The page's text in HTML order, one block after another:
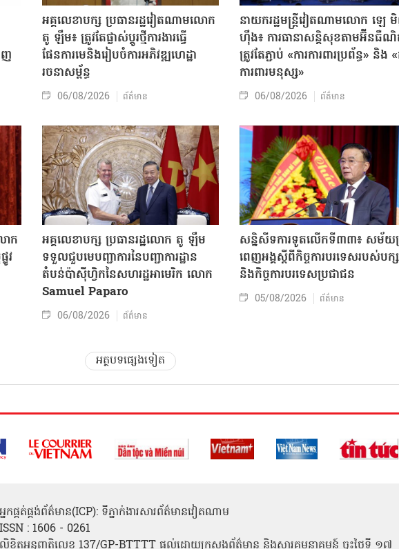
ញ
អគ្គលេខាបក្ស ប្រធានរដ្ឋវៀតណាមលោក
តូ ឡឹម៖ ត្រូវតែផ្លាស់ប្ដូរថ្មីការងារធ្វើ
ផែនការមេនិងរៀបចំការអភិវឌ្ឍហេដ្ឋា
រចនាសម្ព័ន្ធ
06/08/2026 ព័ត៌មាន
នាយករដ្ឋមន្ត្រីវៀតណាមលោក ឡេ
ហ៊ឹង៖ ការធានាសន្តិសុខតាមអ៊ីនធឺ
ត្រូវតែភ្ជាប់ «ការការពារប្រព័ន្ធ» និង
ការពារមនុស្ស»
06/08/2026 ព័ត៌មាន
ោក
វ
អគ្គលេខាបក្ស ប្រធានរដ្ឋលោក តូ ឡឹម
ទទួលជួបមេបញ្ជាការនៃបញ្ជាការដ្ឋាន
តំបន់ប៉ាស៊ីហ្វិកនៃសហរដ្ឋអាមេរិក លោក
Samuel Paparo
06/08/2026 ព័ត៌មាន
សន្និសីទការទូតលើកទី៣៣៖ សម័យ
ពេញអង្គស្តីពីកិច្ច​ការបរទេសរបស់​បក្ស
និងកិច្ច​ការបរទេសប្រជាជន
05/08/2026 ព័ត៌មាន
អត្ថបទផ្សេងទៀត
អ្នកផ្គត់ផ្គង់ព័ត៌មាន(ICP): ទីភ្នាក់ងារសារព័ត៌មានវៀតណាម
ISSN : 1606 - 0261
លិខិតអនុញ្ញត្តិលេខ 137/GP-BTTTT ផ្តល់ដោយក្រសួងព័ត៌មាន និងសារគមនាគមន៍ ចុះថ្ងៃទី ១៧